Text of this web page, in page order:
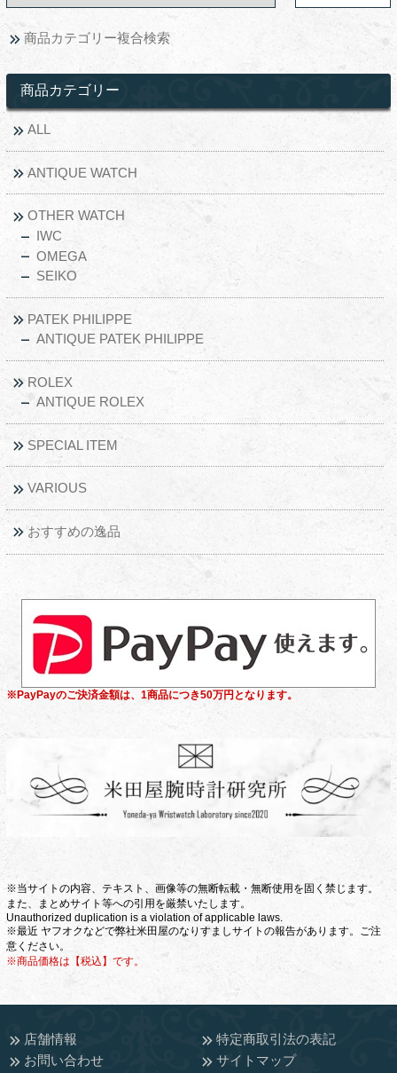
商品カテゴリー複合検索
商品カテゴリー
ALL
ANTIQUE WATCH
OTHER WATCH
IWC
OMEGA
SEIKO
PATEK PHILIPPE
ANTIQUE PATEK PHILIPPE
ROLEX
ANTIQUE ROLEX
SPECIAL ITEM
VARIOUS
おすすめの逸品
※PayPayのご決済金額は、1商品につき50万円となります。
※当サイトの内容、テキスト、画像等の無断転載・無断使用を固く禁じます。
また、まとめサイト等への引用を厳禁いたします。
Unauthorized duplication is a violation of applicable laws.
※最近 ヤフオクなどで弊社米田屋のなりすましサイトの報告があります。ご注
意ください。
※商品価格は【税込】です。
店舗情報
特定商取引法の表記
お問い合わせ
サイトマップ